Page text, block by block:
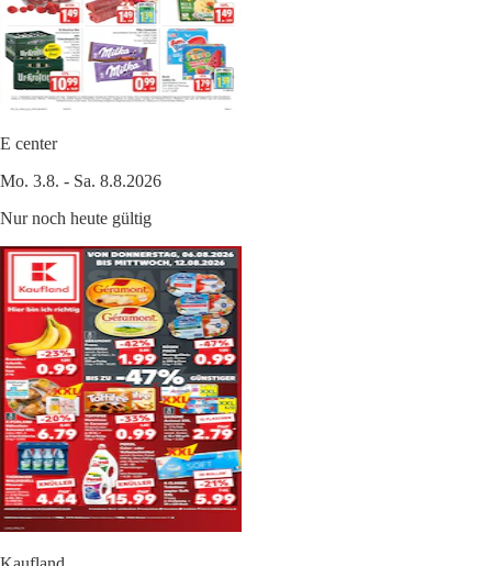
E center
Mo. 3.8. - Sa. 8.8.2026
Nur noch heute gültig